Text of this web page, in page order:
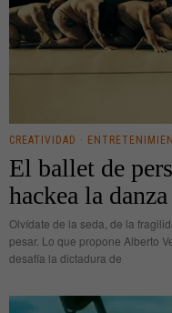
CREATIVIDAD ·
El ballet de
hackea la danza
Olvídate de la seda, de la
pesar. Lo que propone Alberto
desafía la dictadura de